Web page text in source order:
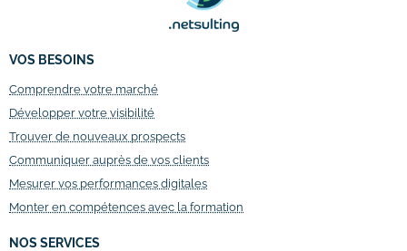
VOS BESOINS
Comprendre votre marché
Développer votre visibilité
Trouver de nouveaux prospects
Communiquer auprès de vos clients
Mesurer vos performances digitales
Monter en compétences avec la formation
NOS SERVICES